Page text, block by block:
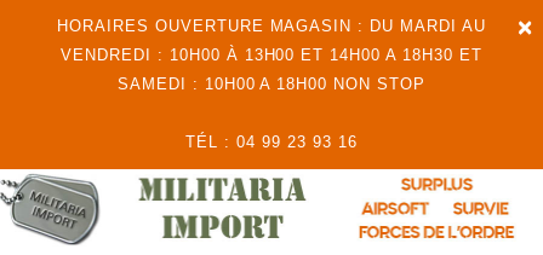
×
HORAIRES OUVERTURE MAGASIN : DU MARDI AU
VENDREDI : 10H00 À 13H00 ET 14H00 A 18H30 ET
SAMEDI : 10H00 A 18H00 NON STOP
TÉL : 04 99 23 93 16